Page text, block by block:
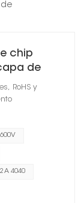
de
chip
de
RoHS y
A 4040